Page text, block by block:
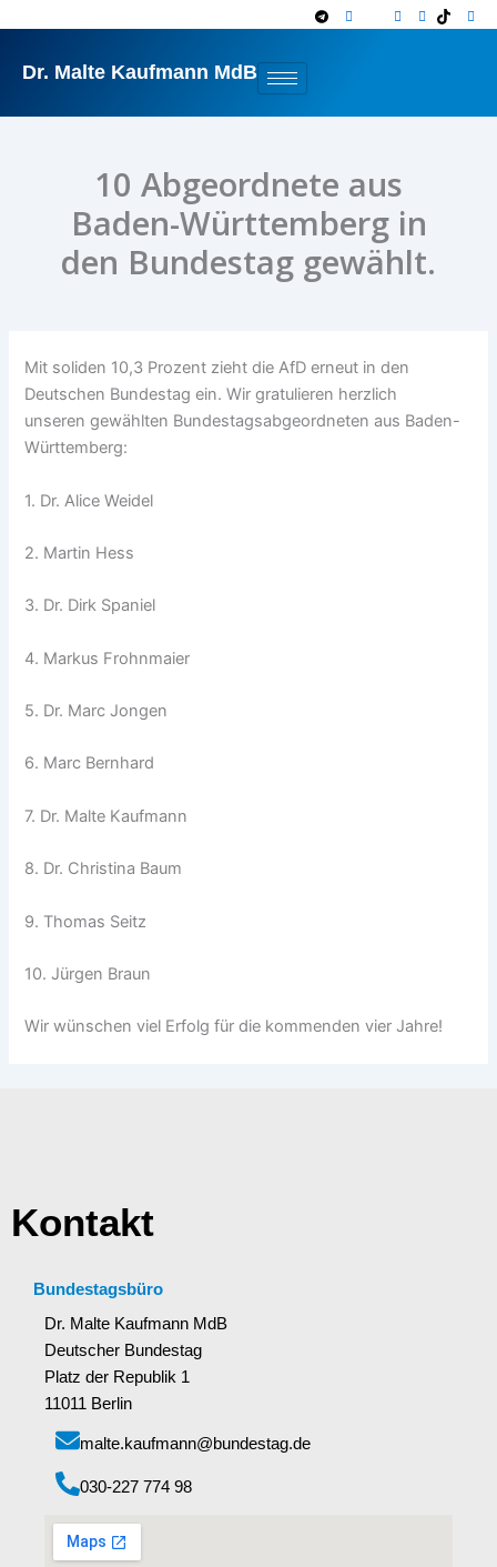
springen
Dr. Malte Kaufmann MdB
10 Abgeordnete aus
Baden-Württemberg in
den Bundestag gewählt.
Mit soliden 10,3 Prozent zieht die AfD erneut in den
Deutschen Bundestag ein. Wir gratulieren herzlich
unseren gewählten Bundestagsabgeordneten aus Baden-
Württemberg:
1. Dr. Alice Weidel
2. Martin Hess
3. Dr. Dirk Spaniel
4. Markus Frohnmaier
5. Dr. Marc Jongen
6. Marc Bernhard
7. Dr. Malte Kaufmann
8. Dr. Christina Baum
9. Thomas Seitz
10. Jürgen Braun
Wir wünschen viel Erfolg für die kommenden vier Jahre!
Kontakt
Bundestagsbüro
Dr. Malte Kaufmann MdB
Deutscher Bundestag
Platz der Republik 1
11011 Berlin
malte.kaufmann@bundestag.de
‭030-227 774 98‬